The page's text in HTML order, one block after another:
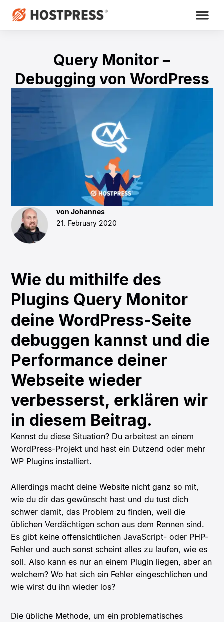
Query Monitor –
Debugging von WordPress
von Johannes
21. February 2020
Wie du mithilfe des
Plugins Query Monitor
deine WordPress-Seite
debuggen kannst und die
Performance deiner
Webseite wieder
verbesserst, erklären wir
in diesem Beitrag.
Kennst du diese Situation? Du arbeitest an einem
WordPress-Projekt und hast ein Dutzend oder mehr
WP Plugins installiert.
Allerdings macht deine Website nicht ganz so mit,
wie du dir das gewünscht hast und du tust dich
schwer damit, das Problem zu finden, weil die
üblichen Verdächtigen schon aus dem Rennen sind.
Es gibt keine offensichtlichen JavaScript- oder PHP-
Fehler und auch sonst scheint alles zu laufen, wie es
soll. Also kann es nur an einem Plugin liegen, aber an
welchem? Wo hat sich ein Fehler eingeschlichen und
wie wirst du ihn wieder los?
Die übliche Methode, um ein problematisches